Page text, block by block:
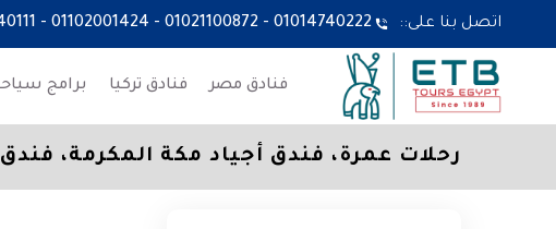
اتصل بنا على:: 01014740222
-
01021100872
-
01102001424
-
فنادق مصر فنادق تركيا برامج
رحلات عمرة، فندق أجياد مكة المكرمة،